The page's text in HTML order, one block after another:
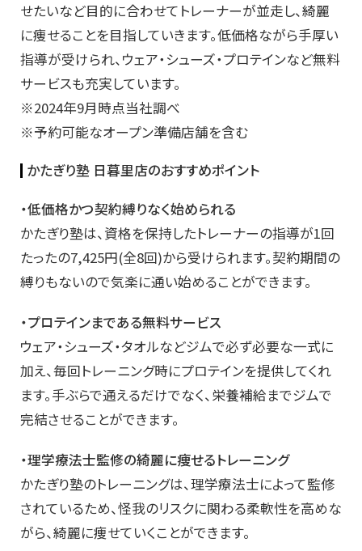
せたいなど目的に合わせてトレーナーが並走し、綺麗
に痩せることを目指していきます。低価格ながら手厚い
指導が受けられ、ウェア・シューズ・プロテインなど無料
サービスも充実しています。
※2024年9月時点当社調べ
※予約可能なオープン準備店舗を含む
かたぎり塾 日暮里店のおすすめポイント
・低価格かつ契約縛りなく始められる
かたぎり塾は、資格を保持したトレーナーの指導が1回
たったの7,425円(全8回)から受けられます。契約期間の
縛りもないので気楽に通い始めることができます。
・プロテインまである無料サービス
ウェア・シューズ・タオルなどジムで必ず必要な一式に
加え、毎回トレーニング時にプロテインを提供してくれ
ます。手ぶらで通えるだけでなく、栄養補給までジムで
完結させることができます。
・理学療法士監修の綺麗に痩せるトレーニング
かたぎり塾のトレーニングは、理学療法士によって監修
されているため、怪我のリスクに関わる柔軟性を高めな
がら、綺麗に痩せていくことができます。